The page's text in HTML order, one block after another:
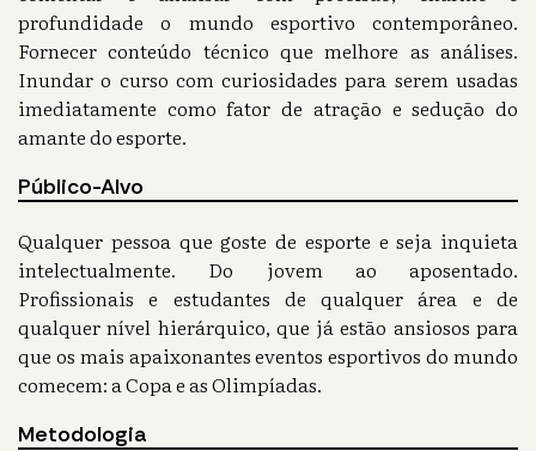
profundidade o mundo esportivo contemporâneo.
Fornecer conteúdo técnico que melhore as análises.
Inundar o curso com curiosidades para serem usadas
imediatamente como fator de atração e sedução do
amante do esporte.
Público-Alvo
Qualquer pessoa que goste de esporte e seja inquieta
intelectualmente. Do jovem ao aposentado.
Profissionais e estudantes de qualquer área e de
qualquer nível hierárquico, que já estão ansiosos para
que os mais apaixonantes eventos esportivos do mundo
comecem: a Copa e as Olimpíadas.
Metodologia